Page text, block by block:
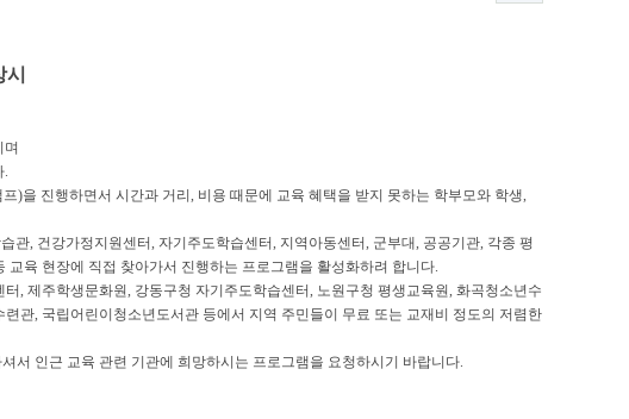
며
.
프)을 진행하면서 시간과 거리 , 비용 때문에 교육 혜택을 받지 못하는 학부모와 학생,
관, 건강가정지원센터, 자기주도학습센터, 지역아동센터, 군부대, 공공기관, 각종 평
교육 현장에 직접 찾아가서 진행하는 프로그램을 활성화하려 합니다.
터, 제주학생문화원, 강동구청 자기주도학습센터, 노원구청 평생교육원, 화곡청소년수
련관, 국립어린이청소년도서관 등에서 지역 주민들이 무료 또는 교재비 정도의 저렴한
서 인근 교육 관련 기관에 희망하시는 프로그램을 요청하시기 바랍니다.